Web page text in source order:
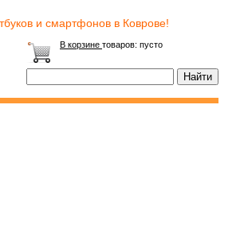
и смартфонов в Коврове!
В корзине товаров: пусто